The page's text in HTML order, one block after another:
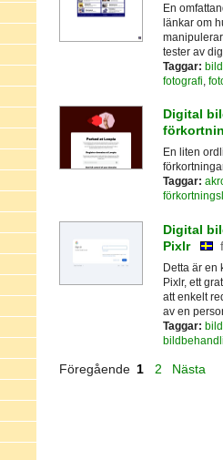
En
länkar om
tester av
Taggar:
fotografi,
Digital
En liten
Taggar:
Digital
Pixlr
Detta är en
Pixlr, ett
att enkelt
av en
Taggar:
Föregående 1 2 Nästa